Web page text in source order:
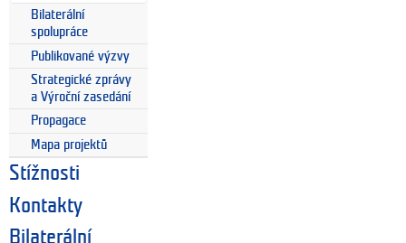
Bilaterální
spolupráce
Publikované výzvy
Strategické zprávy
a Výroční zasedání
Propagace
Mapa projektů
Stížnosti
Kontakty
Bilaterální